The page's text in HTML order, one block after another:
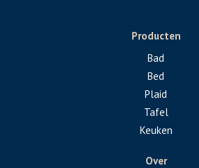
Producten
Bad
Bed
Plaid
Tafel
Keuken
Over